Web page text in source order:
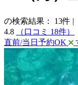
の検索結果： 13件 |
4.8
（口コミ 18件）
直前/当日予約OK